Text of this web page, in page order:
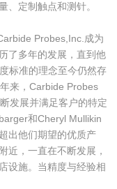
、定制触点和测针。
Probes,Inc.成为
了多年的发展，直到他
标准的理念至今仍然存
来，Carbide Probes
发展并满足客户的特定
和Cheryl Mullikin
出他们期望的优质产
近，一直在不断发展，
设施。当精度与经验相